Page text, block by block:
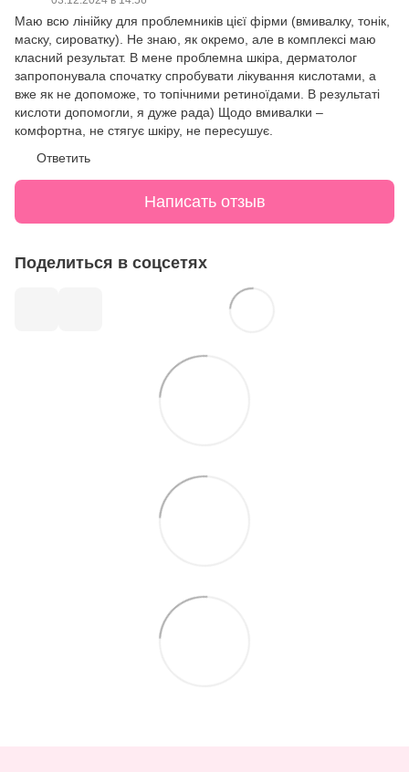
Маю всю лінійку для проблемників цієї фірми (вмивалку, тонік,
маску, сироватку). Не знаю, як окремо, але в комплексі маю
класний результат. В мене проблемна шкіра, дерматолог
запропонувала спочатку спробувати лікування кислотами, а
вже як не допоможе, то топічними ретиноїдами. В результаті
кислоти допомогли, я дуже рада) Щодо вмивалки –
комфортна, не стягує шкіру, не пересушує.
Ответить
Написать отзыв
Поделиться в соцсетях